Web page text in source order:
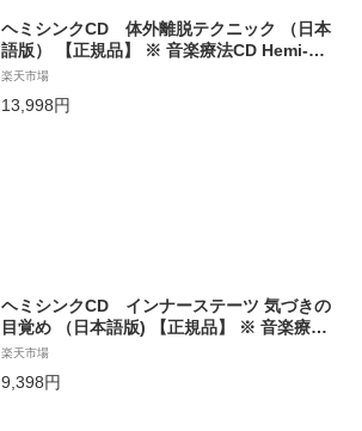
ヘミシンクCD 体外離脱テクニック （日本
語版） 【正規品】 ※ 音楽療法CD Hemi-Sy
nc モンロープロダクツ 【クーポン対象】
楽天市場
13,998円
ヘミシンクCD インナーステーツ 気づきの
目覚め （日本語版) 【正規品】 ※ 音楽療法
CD Hemi-Sync モンロープロダクツ 【クー
楽天市場
9,398円